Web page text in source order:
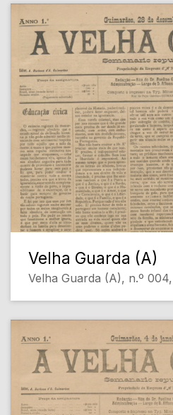
Velha Guarda (A)
Velha Guarda (A), n.º